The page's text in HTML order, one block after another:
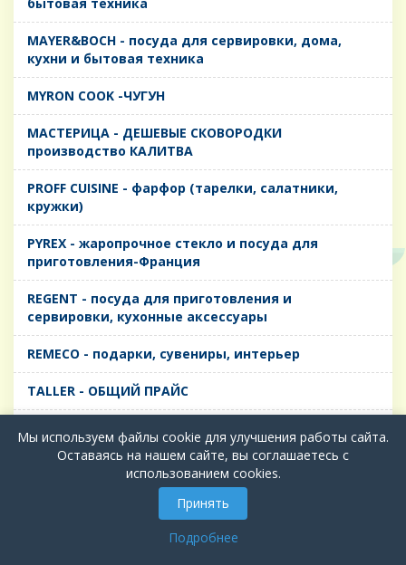
MAYER&BOCH - посуда для сервировки, дома,
кухни и бытовая техника
MYRON COOK -ЧУГУН
MАСТЕРИЦА - ДЕШЕВЫЕ СКОВОРОДКИ
производство КАЛИТВА
PROFF CUISINE - фарфор (тарелки, салатники,
кружки)
PYREX - жаропрочное стекло и посуда для
приготовления-Франция
REGENT - посуда для приготовления и
сервировки, кухонные аксессуары
REMECO - подарки, сувениры, интерьер
TALLER - ОБЩИЙ ПРАЙС
TIMA - посуда для приготовления и сервировки,
кухонные аксессуары
БИОСТАЛЬ - ТЕРМОСА
Мы используем файлы cookie для улучшения работы сайта.
Оставаясь на нашем сайте, вы соглашаетесь с
использованием cookies.
Принять
Подробнее